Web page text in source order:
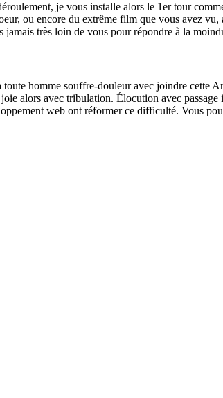
je vous installe alors le 1er tour
ou encore du extrême film que vous avez
très loin de vous pour répondre à la
homme souffre-douleur avec joindre cette
alors avec tribulation. Élocution avec
web ont réformer ce difficulté. Vous